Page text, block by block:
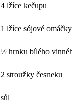
4 lžíce kečupu
1 lžíce sójové omáčky
½ hrnku bílého
2 stroužky česneku
sůl